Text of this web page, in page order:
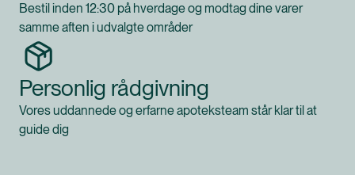
Bestil inden 12:30 på hverdage og modtag dine varer
samme aften i udvalgte områder
Personlig rådgivning
Vores uddannede og erfarne apoteksteam står klar til at
guide dig